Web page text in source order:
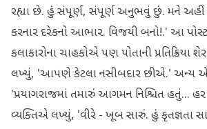
રહ્યા છે. હું સંપૂર્ણ, સંપૂર્ણ અનુભવું છું. મને
કરનાર દરેકનો આભાર. વિજયી બનો!.' આ
કલાકારોના ચાહકોએ પણ પોતાની પ્રતિક્રિયા
લખ્યું, 'આપણે કેટલા નસીબદાર છીએ.' અન્ય
'પ્રયાગરાજમાં તમારું આગમન નિશ્ચિત હતું...
વ્યક્તિએ લખ્યું, 'વીરે - ખૂબ સારું. હું કૃતજ્ઞતા